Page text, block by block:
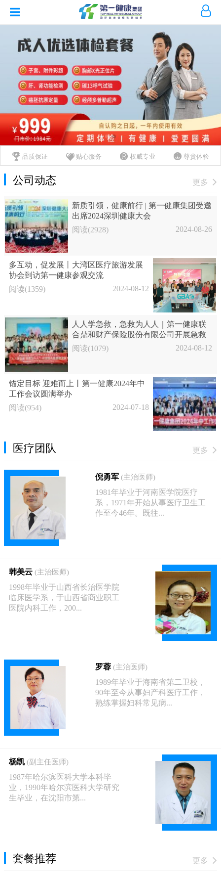
品质保证 贴心服务 权威专业 尊贵体验
公司动态 更多
新质引领，健康前行 | 第一健康集团受邀
出席2024深圳健康大会
阅读(2928)
2024-08-26
多互动，促发展丨大湾区医疗旅游发展
协会到访第一健康参观交流
阅读(1359)
2024-08-12
人人学急救，急救为人人｜第一健康联
合鼎和财产保险股份有限公司开展急救
培训活动
阅读(1079) 2024-08-12
锚定目标 迎难而上丨第一健康2024年中
工作会议圆满举办
阅读(954)
2024-07-18
医疗团队 更多
倪勇军 (主治医师)
1981年毕业于河南医学院医疗
系，1971年开始从事医疗卫生工
作至今46年。既往...
韩美云 (主治医师)
1998年毕业于山西省长治医学院
临床医学系，于山西省商业职工
医院内科工作，200...
罗蓉 (主治医师)
1989年毕业于海南省第二卫校，
90年至今从事妇产科医疗工作，
熟练掌握妇科常见病...
杨凯 (副主任医师)
1987年哈尔滨医科大学本科毕
业，1990年哈尔滨医科大学研究
生毕业，在沈阳市第...
套餐推荐 更多